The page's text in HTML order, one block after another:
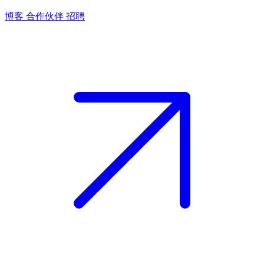
博客 合作伙伴 招聘